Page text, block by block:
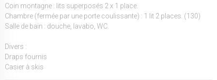
Coin montagne : lits superposés 2 x 1 place.
Chambre (fermée par une porte coulissante) : 1 lit 2 places. (130)
Salle de bain : douche, lavabo, WC.
Divers :
Draps fournis
Casier à skis